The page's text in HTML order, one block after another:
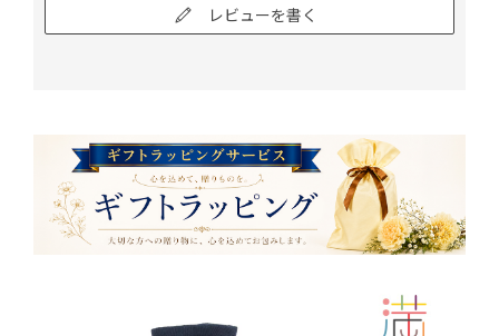
レビューを書く